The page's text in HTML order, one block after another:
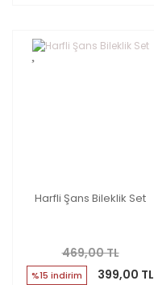
Harfli Şans Bileklik Set
469,00 TL
%15 indirim 399,00 TL